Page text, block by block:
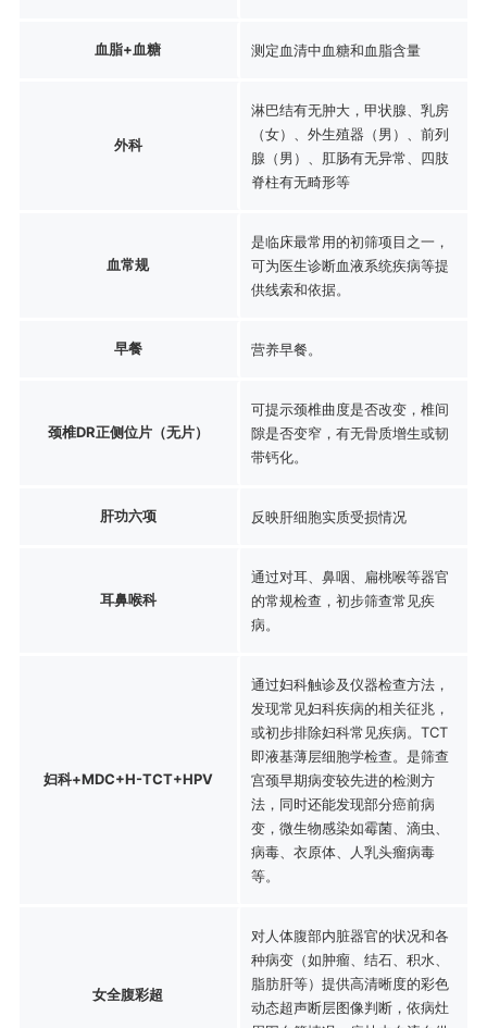
血脂+血糖 测定血清中血糖和血脂含量
外科
淋巴结有无肿大，甲状腺、乳房
（女）、外生殖器（男）、前列
腺（男）、肛肠有无异常、四肢
脊柱有无畸形等
血常规
是临床最常用的初筛项目之一，
可为医生诊断血液系统疾病等提
供线索和依据。
早餐 营养早餐。
颈椎DR正侧位片（无片）
可提示颈椎曲度是否改变，椎间
隙是否变窄，有无骨质增生或韧
带钙化。
肝功六项 反映肝细胞实质受损情况
耳鼻喉科
通过对耳、鼻咽、扁桃喉等器官
的常规检查，初步筛查常见疾
病。
妇科+MDC+H-TCT+HPV
通过妇科触诊及仪器检查方法，
发现常见妇科疾病的相关征兆，
或初步排除妇科常见疾病。TCT
即液基薄层细胞学检查。是筛查
宫颈早期病变较先进的检测方
法，同时还能发现部分癌前病
变，微生物感染如霉菌、滴虫、
病毒、衣原体、人乳头瘤病毒
等。
女全腹彩超
对人体腹部内脏器官的状况和各
种病变（如肿瘤、结石、积水、
脂肪肝等）提供高清晰度的彩色
动态超声断层图像判断，依病灶